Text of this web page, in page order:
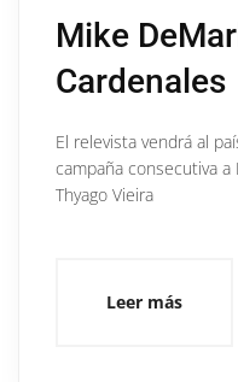
Mike
Cardenales
El relevista vendrá al
campaña consecutiva
Thyago Vieira
Leer más